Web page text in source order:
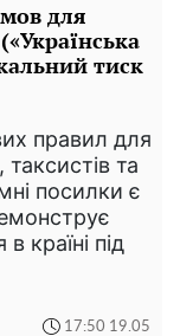
для
тиск
правил для
та
посилки є
країні під
17:50 19.05